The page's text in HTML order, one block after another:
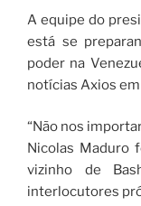
A equipe do
está se
poder na
notícias Axios
“Não nos
Nicolas Maduro
vizinho de
interlocutores